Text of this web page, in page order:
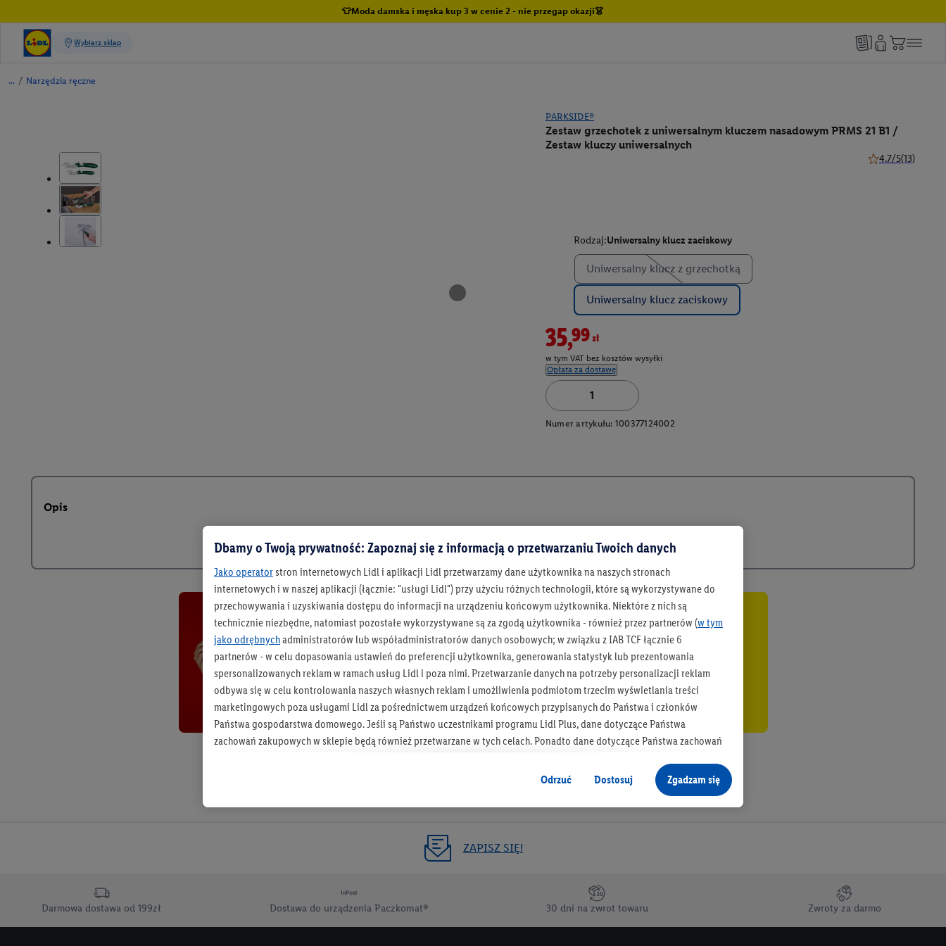
👕Moda damska i męska kup 3 w cenie 2 - nie przegap okazji👗
/ Narzędzia ręczne
PARKSIDE®
Zestaw grzechotek z uniwersalnym kluczem nasadowym PRMS 21 B1 /
Zestaw kluczy uniwersalnych
4.7/5(13)
Rodzaj:Uniwersalny klucz zaciskowy
Uniwersalny klucz z grzechotką
Uniwersalny klucz zaciskowy
35,99zł
w tym VAT bez kosztów wysyłki
Opłata za dostawę
Numer artykułu: 100377124002
Opis
Bądź na bieżąco
Otrzymuj newsletter Lidla
Zapisz się!
ZAPISZ SIĘ!
Darmowa dostawa od 199zł Dostawa do urządzenia Paczkomat® 30 dni na zwrot towaru Zwroty za darmo
Dbamy o Twoją prywatność: Zapoznaj się z informacją o przetwarzaniu Twoich danych
Jako operatorstron internetowych Lidl i aplikacji Lidl przetwarzamy dane użytkownika na naszych stronach
internetowych i w naszej aplikacji (łącznie: "usługi Lidl") przy użyciu różnych technologii, które są wykorzystywane do
przechowywania i uzyskiwania dostępu do informacji na urządzeniu końcowym użytkownika. Niektóre z nich są
technicznie niezbędne, natomiast pozostałe wykorzystywane są za zgodą użytkownika - również przez partnerów (w tym
jako odrębnychadministratorów lub współadministratorów danych osobowych; w związku z IAB TCF łącznie 6
partnerów - w celu dopasowania ustawień do preferencji użytkownika, generowania statystyk lub prezentowania
spersonalizowanych reklam w ramach usług Lidl i poza nimi. Przetwarzanie danych na potrzeby personalizacji reklam
odbywa się w celu kontrolowania naszych własnych reklam i umożliwienia podmiotom trzecim wyświetlania treści
marketingowych poza usługami Lidl za pośrednictwem urządzeń końcowych przypisanych do Państwa i członków
Państwa gospodarstwa domowego. Jeśli są Państwo uczestnikami programu Lidl Plus, dane dotyczące Państwa
zachowań zakupowych w sklepie będą również przetwarzane w tych celach. Ponadto dane dotyczące Państwa zachowań
jako niezależny administrator danych
Tworzenie spersonalizowanych reklam opiera się na generowaniu profili, które są również wzbogacane o dane z innych
informacji z konta klienta - np. wieku lub płci - a także dokładnych danych dotyczących lokalizacji), również przez różne
urządzenia końcowe i usługi Lidl, w tym przechowywanie lub uzyskiwanie dostępu do informacji na urządzeniach
przetwarzanie odbywa się również w celu pomiaru wydajności/skuteczności reklamy, badania grup docelowych,
opracowywania ofert oraz zapewnienia bezpieczeństwa technicznego i optymalizacji wyświetlania konkretnych treści.
Odrzuć Dostosuj Zgadzam się